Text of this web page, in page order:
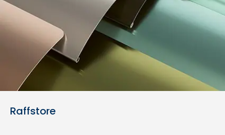
Raffstore